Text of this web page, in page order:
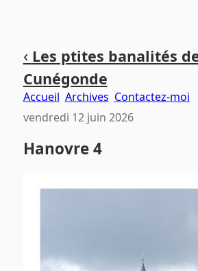
contenu
principal
menu
principal
‹ Les ptites banalités
Cunégonde
Accueil Archives Contactez-moi
vendredi 12 juin 2026
Hanovre 4